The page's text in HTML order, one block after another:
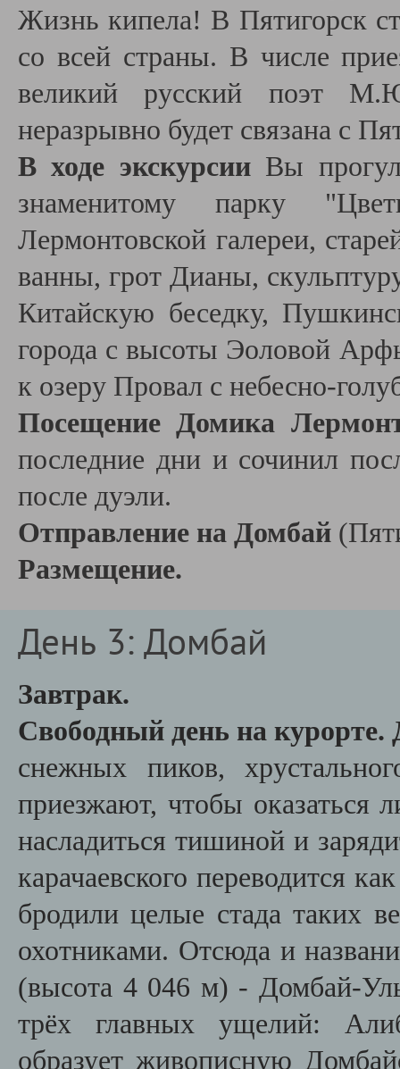
Жизнь кипела! В Пятигорск
со всей страны. В числе
великий русский поэт
неразрывно будет связана с
В ходе экскурсииВы
знаменитому парку
Лермонтовской галереи,
ванны, грот Дианы,
Китайскую беседку,
города с высоты Эоловой
к озеру Провал с небесно-
Посещение Домика
последние дни и сочинил
после дуэли.
Отправление на Домбай
Размещение.
День 3: Домбай
Завтрак.
Свободный день на курорте.
снежных пиков,
приезжают, чтобы оказаться
насладиться тишиной и
карачаевского переводится
бродили целые стада таких
охотниками. Отсюда и
(высота 4 046 м) - Домбай-
трёх главных ущелий:
образует живописную